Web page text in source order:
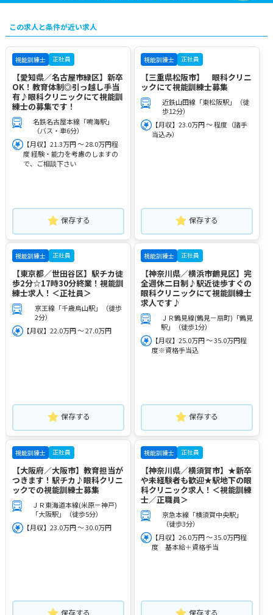
この求人と条件が近い求人
視能訓練士 正社員
【愛知県／名古屋市緑区】新卒
OK！教育体制◎引っ越し手当
有♪眼科クリニックにて視能訓
練士の募集です！
名鉄名古屋本線「鳴海駅」
（バス・車6分）
【月収】21.3万円 ～ 28.0万円程
度 経験・能力を考慮のしますの
で、ご相談下さい
保存する
視能訓練士 正社員
【三重県松阪市】 眼科クリニ
ックにて視能訓練士募集
近鉄山田線「東松阪駅」（徒
歩12分）
【月収】23.0万円 ～ 程度（諸手
当込み）
保存する
視能訓練士 正社員
【東京都／世田谷区】駅チカ徒
歩2分☆17時30分終業！視能訓
練士求人！＜正社員＞
京王線「千歳烏山駅」（徒歩
2分）
【月収】22.0万円 ～ 27.0万円
保存する
視能訓練士 正社員
【神奈川県／横浜市鶴見区】完
全週休二日制♪駅近徒歩すぐの
眼科クリニックにて視能訓練士
求人です♪
ＪＲ鶴見線(鶴見－扇町)「鶴見
駅」（徒歩1分）
【月収】25.0万円 ～ 35.0万円程
度※資格手当込
保存する
視能訓練士 正社員
【大阪府／大阪市】教育担当が
つきます！駅チカ♪眼科クリニ
ックでの視能訓練士募集
ＪＲ東海道本線(米原－神戸)
「大阪駅」（徒歩5分）
【月収】23.0万円 ～ 30.0万円
保存する
視能訓練士 正社員
【神奈川県／横須賀市】★新卒
や未経験者も歓迎★駅地下の眼
科クリニック求人！＜視能訓練
士／正職員＞
京急本線「横須賀中央駅」
（徒歩3分）
【月収】26.0万円 ～ 35.0万円程
度 基本給＋資格手当
保存する